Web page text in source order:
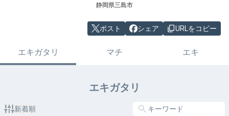
静岡県三島市
ポスト シェア URLをコピー
エキガタリ マチ エキ
エキガタリ
新着順